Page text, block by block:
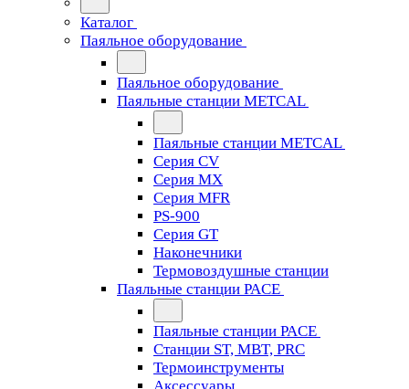
Каталог
Паяльное оборудование
Паяльное оборудование
Паяльные станции METCAL
Паяльные станции METCAL
Серия CV
Серия MX
Серия MFR
PS-900
Серия GT
Наконечники
Термовоздушные станции
Паяльные станции PACE
Паяльные станции PACE
Станции ST, MBT, PRC
Термоинструменты
Аксессуары